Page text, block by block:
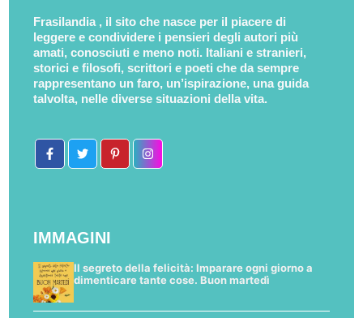
Frasilandia , il sito che nasce per il piacere di
leggere e condividere i pensieri degli autori più
amati, conosciuti e meno noti. Italiani e stranieri,
storici e filosofi, scrittori e poeti che da sempre
rappresentano un faro, un’ispirazione, una guida
talvolta, nelle diverse situazioni della vita.
IMMAGINI
Il segreto della felicità: Imparare ogni giorno a
dimenticare tante cose. Buon martedì